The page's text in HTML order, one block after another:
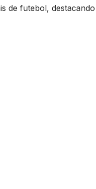
de futebol, destacando